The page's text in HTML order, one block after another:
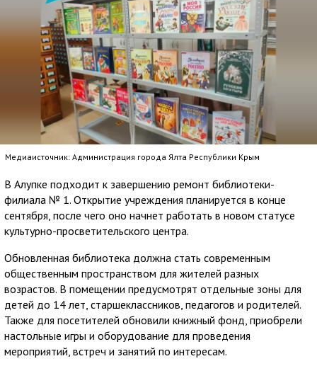
Медиаисточник: Администрация города Ялта Республики Крым
В Алупке подходит к завершению ремонт библиотеки-
филиала № 1. Открытие учреждения планируется в конце
сентября, после чего оно начнет работать в новом статусе
культурно-просветительского центра.
Обновленная библиотека должна стать современным
общественным пространством для жителей разных
возрастов. В помещении предусмотрят отдельные зоны для
детей до 14 лет, старшеклассников, педагогов и родителей.
Также для посетителей обновили книжный фонд, приобрели
настольные игры и оборудование для проведения
мероприятий, встреч и занятий по интересам.